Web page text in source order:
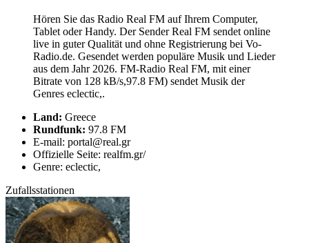
Hören Sie das Radio Real FM auf Ihrem Computer,
Tablet oder Handy. Der Sender Real FM sendet online
live in guter Qualität und ohne Registrierung bei Vo-
Radio.de. Gesendet werden populäre Musik und Lieder
aus dem Jahr 2026. FM-Radio Real FM, mit einer
Bitrate von 128 kB/s,97.8 FM) sendet Musik der
Genres eclectic,.
Land: Greece
Rundfunk: 97.8 FM
E-mail: portal@real.gr
Offizielle Seite: realfm.gr/
Genre: eclectic,
Zufallsstationen